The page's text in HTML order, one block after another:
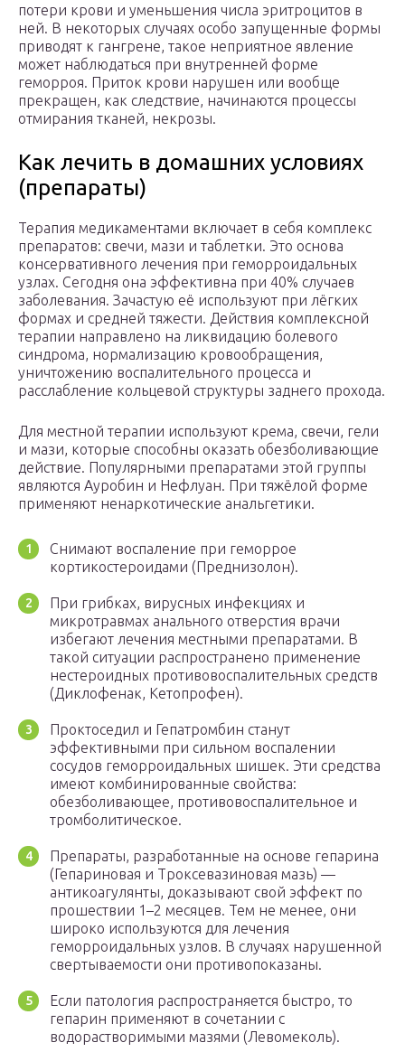
потери крови и уменьшения числа эритроцитов в
ней. В некоторых случаях особо запущенные формы
приводят к гангрене, такое неприятное явление
может наблюдаться при внутренней форме
геморроя. Приток крови нарушен или вообще
прекращен, как следствие, начинаются процессы
отмирания тканей, некрозы.
Как лечить в домашних условиях
(препараты)
Терапия медикаментами включает в себя комплекс
препаратов: свечи, мази и таблетки. Это основа
консервативного лечения при геморроидальных
узлах. Сегодня она эффективна при 40% случаев
заболевания. Зачастую её используют при лёгких
формах и средней тяжести. Действия комплексной
терапии направлено на ликвидацию болевого
синдрома, нормализацию кровообращения,
уничтожению воспалительного процесса и
расслабление кольцевой структуры заднего прохода.
Для местной терапии используют крема, свечи, гели
и мази, которые способны оказать обезболивающие
действие. Популярными препаратами этой группы
являются Ауробин и Нефлуан. При тяжёлой форме
применяют ненаркотические анальгетики.
Снимают воспаление при геморрое
кортикостероидами (Преднизолон).
При грибках, вирусных инфекциях и
микротравмах анального отверстия врачи
избегают лечения местными препаратами. В
такой ситуации распространено применение
нестероидных противовоспалительных средств
(Диклофенак, Кетопрофен).
Проктоседил и Гепатромбин станут
эффективными при сильном воспалении
сосудов геморроидальных шишек. Эти средства
имеют комбинированные свойства:
обезболивающее, противовоспалительное и
тромболитическое.
Препараты, разработанные на основе гепарина
(Гепариновая и Троксевазиновая мазь) —
антикоагулянты, доказывают свой эффект по
прошествии 1–2 месяцев. Тем не менее, они
широко используются для лечения
геморроидальных узлов. В случаях нарушенной
свертываемости они противопоказаны.
Если патология распространяется быстро, то
гепарин применяют в сочетании с
водорастворимыми мазями (Левомеколь).